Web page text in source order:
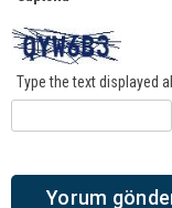
Type the text displayed